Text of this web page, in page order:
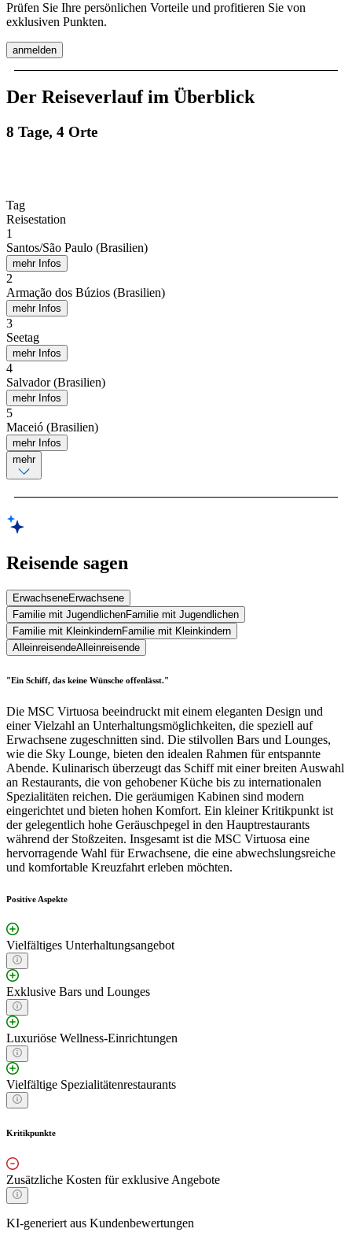
Prüfen Sie Ihre persönlichen Vorteile und profitieren Sie von
exklusiven Punkten.
anmelden
Der Reiseverlauf im Überblick
8 Tage, 4 Orte
Tag
Reisestation
1
Santos/São Paulo (Brasilien)
mehr Infos
2
Armação dos Búzios (Brasilien)
mehr Infos
3
Seetag
mehr Infos
4
Salvador (Brasilien)
mehr Infos
5
Maceió (Brasilien)
mehr Infos
mehr
Reisende sagen
ErwachseneErwachsene
Familie mit JugendlichenFamilie mit Jugendlichen
Familie mit KleinkindernFamilie mit Kleinkindern
AlleinreisendeAlleinreisende
"Ein Schiff, das keine Wünsche offenlässt."
Die MSC Virtuosa beeindruckt mit einem eleganten Design und
einer Vielzahl an Unterhaltungsmöglichkeiten, die speziell auf
Erwachsene zugeschnitten sind. Die stilvollen Bars und Lounges,
wie die Sky Lounge, bieten den idealen Rahmen für entspannte
Abende. Kulinarisch überzeugt das Schiff mit einer breiten Auswahl
an Restaurants, die von gehobener Küche bis zu internationalen
Spezialitäten reichen. Die geräumigen Kabinen sind modern
eingerichtet und bieten hohen Komfort. Ein kleiner Kritikpunkt ist
der gelegentlich hohe Geräuschpegel in den Hauptrestaurants
während der Stoßzeiten. Insgesamt ist die MSC Virtuosa eine
hervorragende Wahl für Erwachsene, die eine abwechslungsreiche
und komfortable Kreuzfahrt erleben möchten.
Positive Aspekte
Vielfältiges Unterhaltungsangebot
Exklusive Bars und Lounges
Luxuriöse Wellness-Einrichtungen
Vielfältige Spezialitätenrestaurants
Kritikpunkte
Zusätzliche Kosten für exklusive Angebote
KI-generiert aus Kundenbewertungen